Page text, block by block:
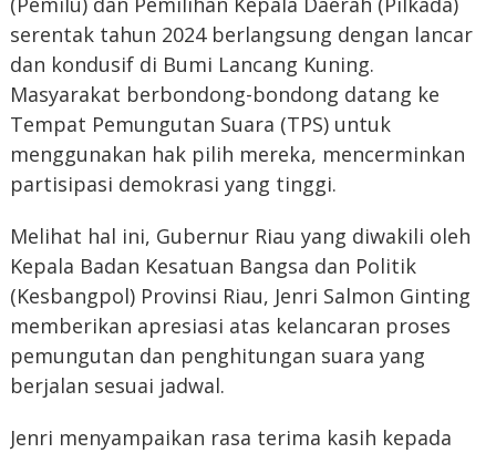
serentak tahun 2024 berlangsung dengan lancar
dan kondusif di Bumi Lancang Kuning.
Masyarakat berbondong-bondong datang ke
Tempat Pemungutan Suara (TPS) untuk
menggunakan hak pilih mereka, mencerminkan
partisipasi demokrasi yang tinggi.
Melihat hal ini, Gubernur Riau yang diwakili oleh
Kepala Badan Kesatuan Bangsa dan Politik
(Kesbangpol) Provinsi Riau, Jenri Salmon Ginting
memberikan apresiasi atas kelancaran proses
pemungutan dan penghitungan suara yang
berjalan sesuai jadwal.
Jenri menyampaikan rasa terima kasih kepada